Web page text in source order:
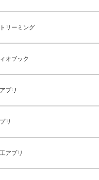
リーミング
オブック
プリ
リ
アプリ